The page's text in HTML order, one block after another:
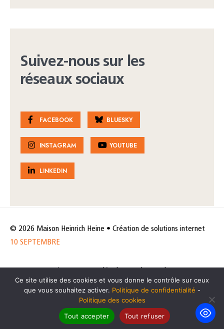
Suivez-nous sur les
réseaux sociaux
FACEBOOK BLUESKY
INSTAGRAM YOUTUBE
LINKEDIN
© 2026 Maison Heinrich Heine • Création de solutions internet
10 SEPTEMBRE
de données
Politique des cookies
Ce site utilise des cookies et vous donne le contrôle sur ceux
que vous souhaitez activer. Politique de confidentialité -
Politique des cookies
Tout accepter
Tout refuser